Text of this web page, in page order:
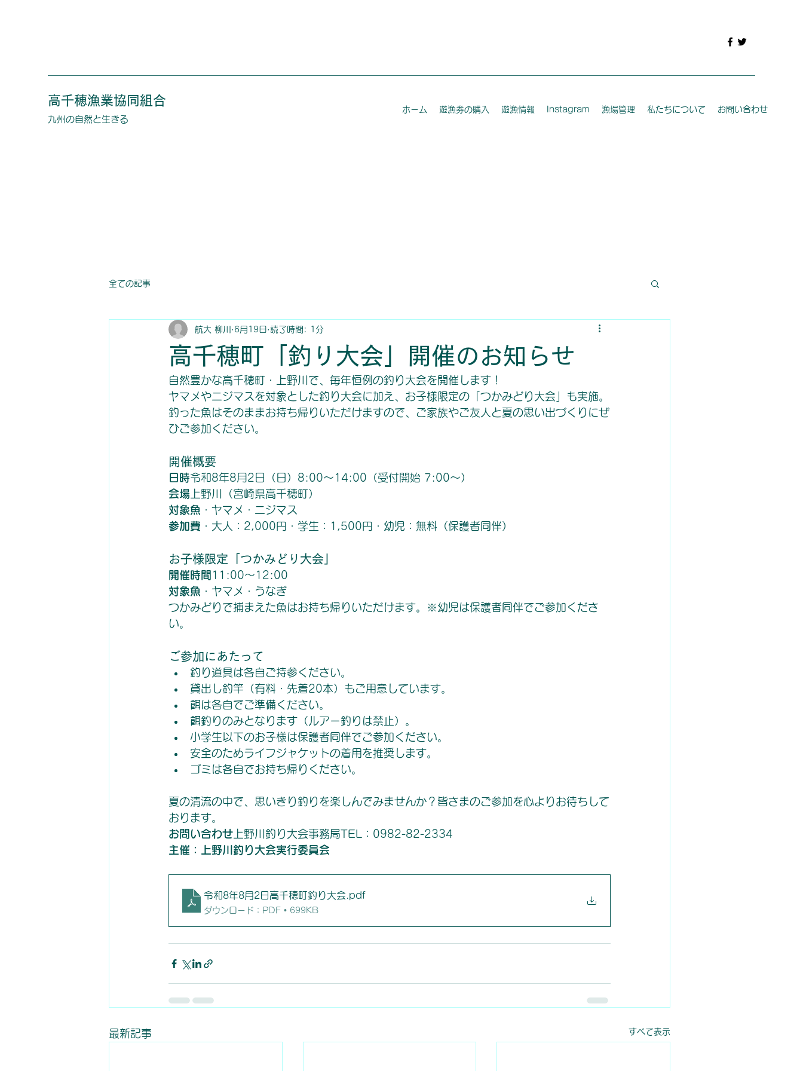
高千穂漁業協同組合
​​九州の自然と生きる
ホーム 遊漁券の購入 遊漁情報 Instagram 漁場管理 私たちについて お問い合わせ
全ての記事
高千穂町「釣り大会」開催のお知らせ
航大 柳川 6月19日 読了時間: 1分
自然豊かな高千穂町・上野川で、毎年恒例の釣り大会を開催します！
ヤマメやニジマスを対象とした釣り大会に加え、お子様限定の「つかみどり大会」も実施。
釣った魚はそのままお持ち帰りいただけますので、ご家族やご友人と夏の思い出づくりにぜ
ひご参加ください。
開催概要
日時令和8年8月2日（日）8:00～14:00（受付開始 7:00～）
会場 上野川（宮崎県高千穂町）
対象魚 ・ヤマメ・ニジマス
参加費 ・大人：2,000円・学生：1,500円・幼児：無料（保護者同伴）
お子様限定「つかみどり大会」
開催時間 11:00～12:00
対象魚 ・ヤマメ・うなぎ
つかみどりで捕まえた魚はお持ち帰りいただけます。※幼児は保護者同伴でご参加くださ
い。
ご参加にあたって
釣り道具は各自ご持参ください。
貸出し釣竿（有料・先着20本）もご用意しています。
餌は各自でご準備ください。
餌釣りのみとなります（ルアー釣りは禁止）。
小学生以下のお子様は保護者同伴でご参加ください。
安全のためライフジャケットの着用を推奨します。
ゴミは各自でお持ち帰りください。
夏の清流の中で、思いきり釣りを楽しんでみませんか？皆さまのご参加を心よりお待ちして
おります。
お問い合わせ 上野川釣り大会事務局TEL：0982-82-2334
主催：上野川釣り大会実行委員会
令和8年8月2日高千穂町釣り大会 .pdf
ダウンロード：PDF • 699KB
最新記事 すべて表示